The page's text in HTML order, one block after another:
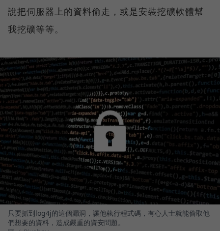
說把伺服器上的資料偷走，或是安裝挖礦軟體幫
我挖礦等等。
只要抓到log4j的這個漏洞，讓他執行程式碼，有心人士就能偷取他
們想要的資料，造成嚴重的資安問題。